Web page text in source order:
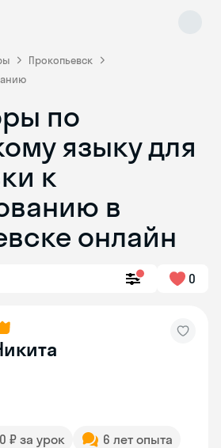
Прокопьевск
по
языку для
к
в
онлайн
0
₽ за урок
6 лет опыта